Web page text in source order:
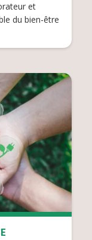
et
du bien-être